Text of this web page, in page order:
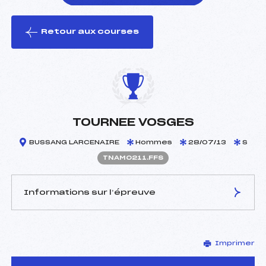
le ski
Retour aux courses
TOURNEE VOSGES
BUSSANG LARCENAIRE Hommes 28/07/13 S
TNAM0211.FFS
Informations sur l’épreuve
–
Délégué Technique :
LOCATELLI ROLAND (SA)
Imprimer